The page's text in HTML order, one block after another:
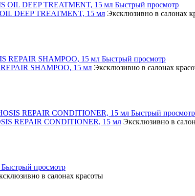
Быстрый просмотр
DEEP TREATMENT, 15 мл Эксклюзивно в салонах
Быстрый просмотр
SHAMPOO, 15 мл Эксклюзивно в салонах
Быстрый просмотр
REPAIR CONDITIONER, 15 мл Эксклюзивно в
Быстрый просмотр
в салонах красоты